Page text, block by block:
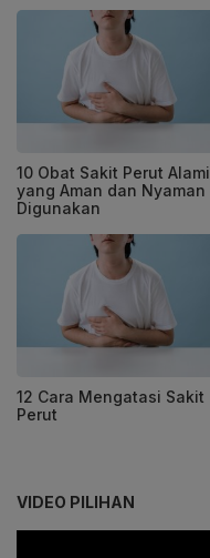
10 Obat Sakit Perut Alami
yang Aman dan Nyaman
Digunakan
12 Cara Mengatasi Sakit
Perut
VIDEO PILIHAN